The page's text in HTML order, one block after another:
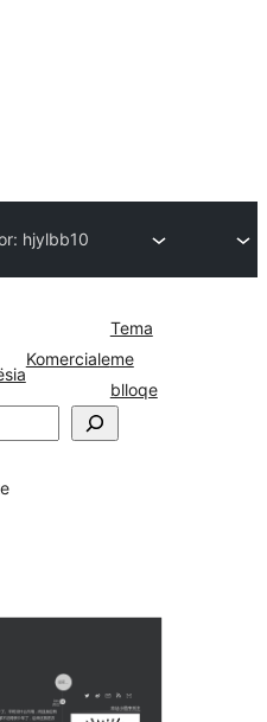
hjylbb10
Komerciale
Tema
me
blloqe